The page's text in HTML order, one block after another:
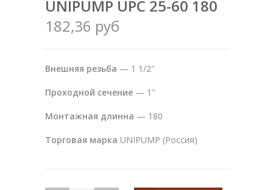
UNIPUMP UPC 25-60 180
182,36 руб
Внешняя резьба — 1 1/2″
Проходной сечение — 1″
Монтажная длинна — 180
Торговая марка UNIPUMP (Россия)